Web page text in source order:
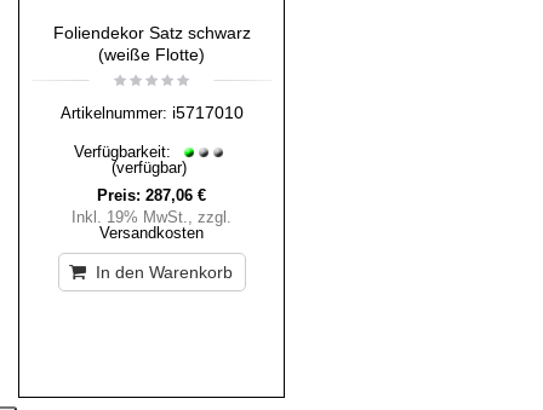
Foliendekor Satz schwarz
(weiße Flotte)
Artikelnummer: i5717010
Verfügbarkeit:
(verfügbar)
Preis: 287,06 €
Inkl. 19% MwSt., zzgl.
Versandkosten
In den Warenkorb